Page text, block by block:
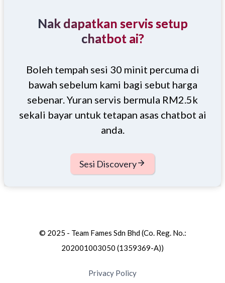
Nak dapatkan servis setup
chatbot ai?
Boleh tempah sesi 30 minit percuma di
bawah sebelum kami bagi sebut harga
sebenar. Yuran servis bermula RM2.5k
sekali bayar untuk tetapan asas chatbot ai
anda.
Sesi Discovery
© 2025 - Team Fames Sdn Bhd (Co. Reg. No.:
202001003050 (1359369-A))
Privacy Policy